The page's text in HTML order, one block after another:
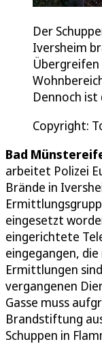
Der
Iversheim
Dennoch ist
Copyright:
Bad
arbeitet Polizei
Brände in
eingesetzt
eingerichtete
eingegangen,
Ermittlungen
vergangenen
Gasse muss
Brandstiftung
Schuppen in